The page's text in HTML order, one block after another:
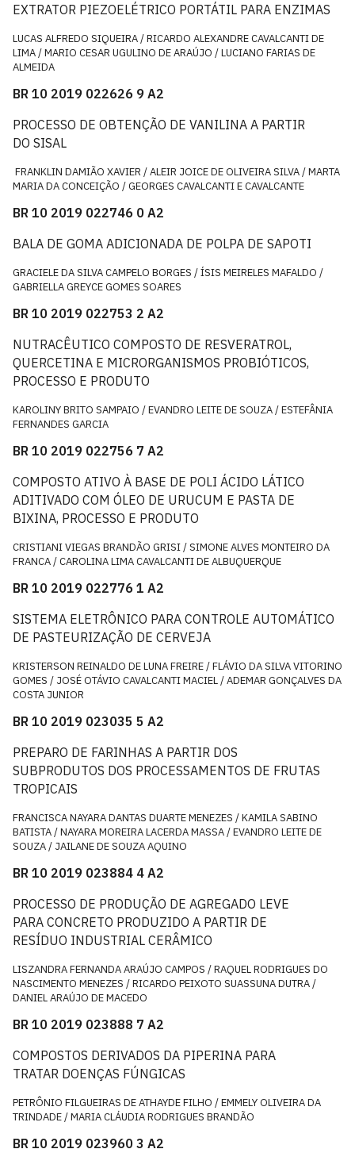
EXTRATOR PIEZOELÉTRICO PORTÁTIL PARA ENZIMAS
LUCAS ALFREDO SIQUEIRA / RICARDO ALEXANDRE CAVALCANTI DE
LIMA / MARIO CESAR UGULINO DE ARAÚJO / LUCIANO FARIAS DE
ALMEIDA
BR 10 2019 022626 9 A2
PROCESSO DE OBTENÇÃO DE VANILINA A PARTIR
DO SISAL
FRANKLIN DAMIÃO XAVIER / ALEIR JOICE DE OLIVEIRA SILVA / MARTA
MARIA DA CONCEIÇÃO / GEORGES CAVALCANTI E CAVALCANTE
BR 10 2019 022746 0 A2
BALA DE GOMA ADICIONADA DE POLPA DE SAPOTI
GRACIELE DA SILVA CAMPELO BORGES / ÍSIS MEIRELES MAFALDO /
GABRIELLA GREYCE GOMES SOARES
BR 10 2019 022753 2 A2
NUTRACÊUTICO COMPOSTO DE RESVERATROL,
QUERCETINA E MICRORGANISMOS PROBIÓTICOS,
PROCESSO E PRODUTO
KAROLINY BRITO SAMPAIO / EVANDRO LEITE DE SOUZA / ESTEFÂNIA
FERNANDES GARCIA
BR 10 2019 022756 7 A2
COMPOSTO ATIVO À BASE DE POLI ÁCIDO LÁTICO
ADITIVADO COM ÓLEO DE URUCUM E PASTA DE
BIXINA, PROCESSO E PRODUTO
CRISTIANI VIEGAS BRANDÃO GRISI / SIMONE ALVES MONTEIRO DA
FRANCA / CAROLINA LIMA CAVALCANTI DE ALBUQUERQUE
BR 10 2019 022776 1 A2
SISTEMA ELETRÔNICO PARA CONTROLE AUTOMÁTICO
DE PASTEURIZAÇÃO DE CERVEJA
KRISTERSON REINALDO DE LUNA FREIRE / FLÁVIO DA SILVA VITORINO
GOMES / JOSÉ OTÁVIO CAVALCANTI MACIEL / ADEMAR GONÇALVES DA
COSTA JUNIOR
BR 10 2019 023035 5 A2
PREPARO DE FARINHAS A PARTIR DOS
SUBPRODUTOS DOS PROCESSAMENTOS DE FRUTAS
TROPICAIS
FRANCISCA NAYARA DANTAS DUARTE MENEZES / KAMILA SABINO
BATISTA / NAYARA MOREIRA LACERDA MASSA / EVANDRO LEITE DE
SOUZA / JAILANE DE SOUZA AQUINO
BR 10 2019 023884 4 A2
PROCESSO DE PRODUÇÃO DE AGREGADO LEVE
PARA CONCRETO PRODUZIDO A PARTIR DE
RESÍDUO INDUSTRIAL CERÂMICO
LISZANDRA FERNANDA ARAÚJO CAMPOS / RAQUEL RODRIGUES DO
NASCIMENTO MENEZES / RICARDO PEIXOTO SUASSUNA DUTRA /
DANIEL ARAÚJO DE MACEDO
BR 10 2019 023888 7 A2
COMPOSTOS DERIVADOS DA PIPERINA PARA
TRATAR DOENÇAS FÚNGICAS
PETRÔNIO FILGUEIRAS DE ATHAYDE FILHO / EMMELY OLIVEIRA DA
TRINDADE / MARIA CLÁUDIA RODRIGUES BRANDÃO
BR 10 2019 023960 3 A2